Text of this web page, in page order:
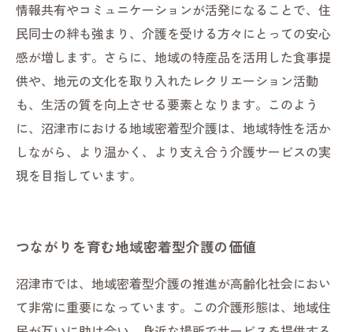
情報共有やコミュニケーションが活発になることで、住
民同士の絆も強まり、介護を受ける方々にとっての安心
感が増します。さらに、地域の特産品を活用した食事提
供や、地元の文化を取り入れたレクリエーション活動
も、生活の質を向上させる要素となります。このよう
に、沼津市における地域密着型介護は、地域特性を活か
しながら、より温かく、より支え合う介護サービスの実
現を目指しています。
つながりを育む地域密着型介護の価値
沼津市では、地域密着型介護の推進が高齢化社会におい
て非常に重要になっています。この介護形態は、地域住